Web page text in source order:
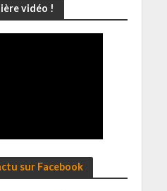
vidéo !
sur Facebook